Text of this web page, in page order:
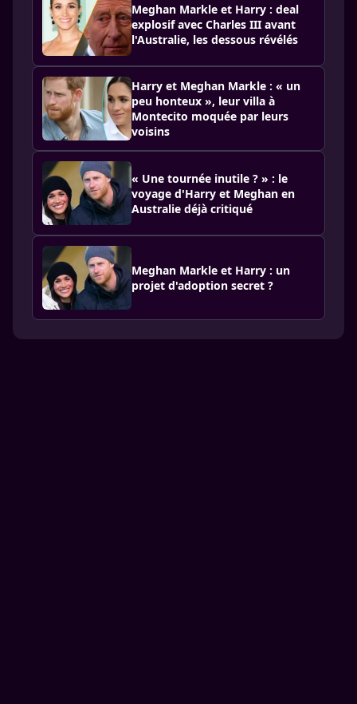
Meghan Markle et Harry : deal
explosif avec Charles III avant
l'Australie, les dessous révélés
Harry et Meghan Markle : « un
peu honteux », leur villa à
Montecito moquée par leurs
voisins
« Une tournée inutile ? » : le
voyage d'Harry et Meghan en
Australie déjà critiqué
Meghan Markle et Harry : un
projet d'adoption secret ?